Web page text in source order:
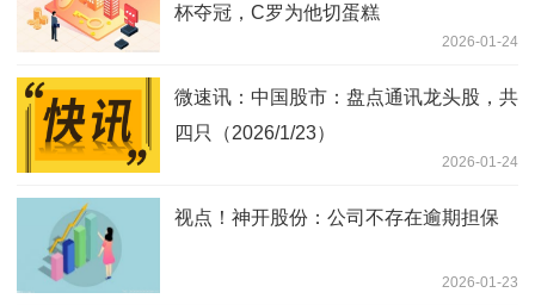
杯夺冠，C罗为他切蛋糕
2026-01-24
微速讯：中国股市：盘点通讯龙头股，共
四只（2026/1/23）
2026-01-24
视点！神开股份：公司不存在逾期担保
2026-01-23